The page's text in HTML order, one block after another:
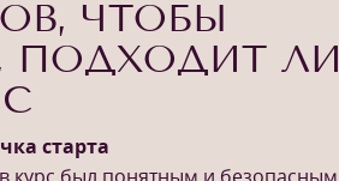
ЧТОБЫ
ПОДХОДИТ
старта